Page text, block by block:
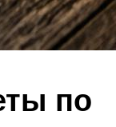
по